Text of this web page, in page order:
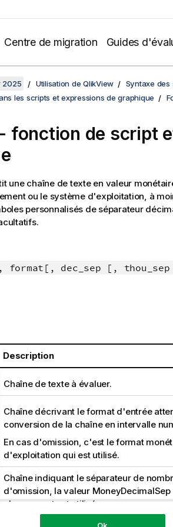
Centre de migration Guides
2025 Utilisation de QlikView
Syntaxe
les scripts et expressions de graphique
fonction de script
une chaîne de texte en valeur
ou le système d'exploitation, à
personnalisés de séparateur
format[, dec_sep [,
Description
Chaîne de texte à évaluer.
Chaîne décrivant le format d'entrée
conversion de la chaîne en intervalle
En cas d'omission, c'est le format
d'exploitation qui est utilisé.
Chaîne indiquant le séparateur de
d'omission, la valeur
chargement est utilisée.